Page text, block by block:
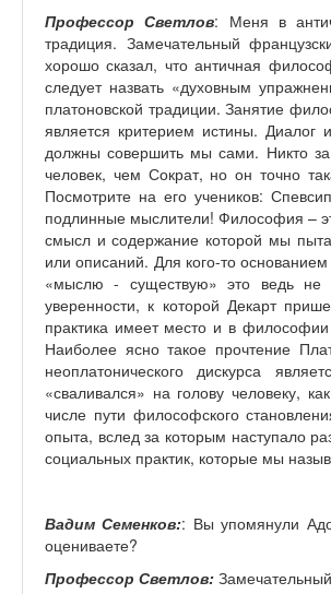
Профессор Светлов: Меня в
традиция. Замечательный
хорошо сказал, что античная
следует назвать «духовным
платоновской традиции. Занятие
является критерием истины.
должны совершить мы сами. Никто
человек, чем Сократ, но он точно
Посмотрите на его учеников:
подлинные мыслители! Философия –
смысл и содержание которой мы
или описаний. Для кого-то
«мыслю - существую» это ведь не
уверенности, к которой Декарт
практика имеет место и в
Наиболее ясно такое прочтение
неоплатонического дискурса
«сваливался» на голову человеку,
числе пути философского
опыта, вслед за которым наступало
социальных практик, которые мы
Вадим Семенков:: Вы упомянули
оцениваете?
Профессор Светлов: